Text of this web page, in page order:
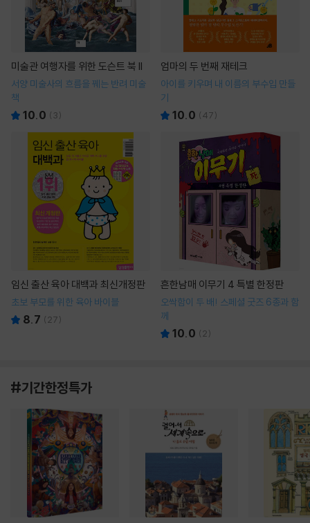
미술관 여행자를 위한 도슨트 북 II
서양 미술사의 흐름을 꿰는 반려 미술
책
10.0 ( 3)
엄마의 두 번째 재테크
아이를 키우며 내 이름의 부수입 만들
기
10.0 (47)
임신 출산 육아 대백과 최신개정판
초보 부모를 위한 육아 바이블
8.7 ( 27)
흔한남매 이무기 4 특별 한정판
오싹함이 두 배! 스페셜 굿즈 6종과 함
께
10.0 ( 2)
#기간한정특가